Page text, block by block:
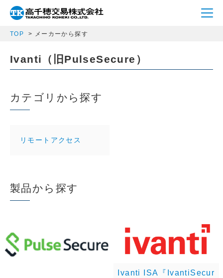
TOP メーカーから探す
Ivanti（旧PulseSecure）
カテゴリから探す
リモートアクセス
製品から探す
Ivanti ISA『IvantiSecur